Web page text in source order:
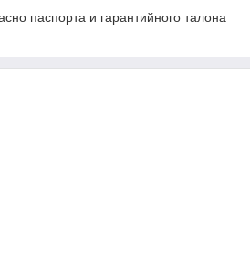
паспорта и гарантийного талона